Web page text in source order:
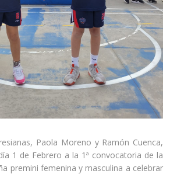
Paola Moreno y Ramón Cuenca,
1 de Febrero a la 1ª convocatoria de la
premini femenina y masculina a celebrar